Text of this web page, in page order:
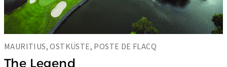
MAURITIUS, OSTKÜSTE, POSTE DE FLACQ
The Legend